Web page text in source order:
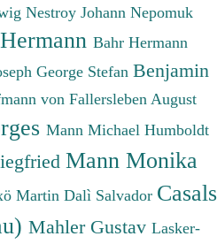
Nestroy Johann Nepomuk
Bahr Hermann
George Stefan Benjamin
von Fallersleben August
Mann Michael Humboldt
Mann Monika
Martin Dalì Salvador Casals
Mahler Gustav Lasker-